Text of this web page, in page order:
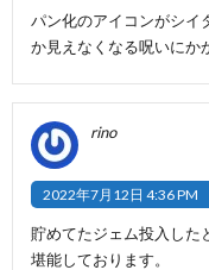
パン化のアイコンがシイ
か見えなくなる呪いにか
rino
2022年7月12日 4:36 PM
貯めてたジェム投入した
堪能しております。